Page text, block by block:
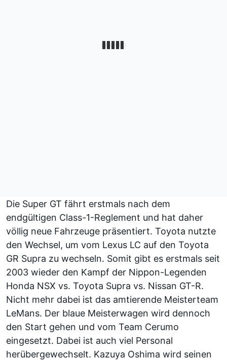
Die Super GT fährt erstmals nach dem
endgültigen Class-1-Reglement und hat daher
völlig neue Fahrzeuge präsentiert. Toyota nutzte
den Wechsel, um vom Lexus LC auf den Toyota
GR Supra zu wechseln. Somit gibt es erstmals seit
2003 wieder den Kampf der Nippon-Legenden
Honda NSX vs. Toyota Supra vs. Nissan GT-R.
Nicht mehr dabei ist das amtierende Meisterteam
LeMans. Der blaue Meisterwagen wird dennoch
den Start gehen und vom Team Cerumo
eingesetzt. Dabei ist auch viel Personal
herübergewechselt. Kazuya Oshima wird seinen